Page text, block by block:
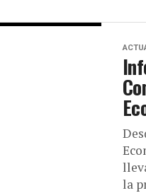
la